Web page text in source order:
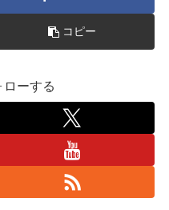
コピー
ローする